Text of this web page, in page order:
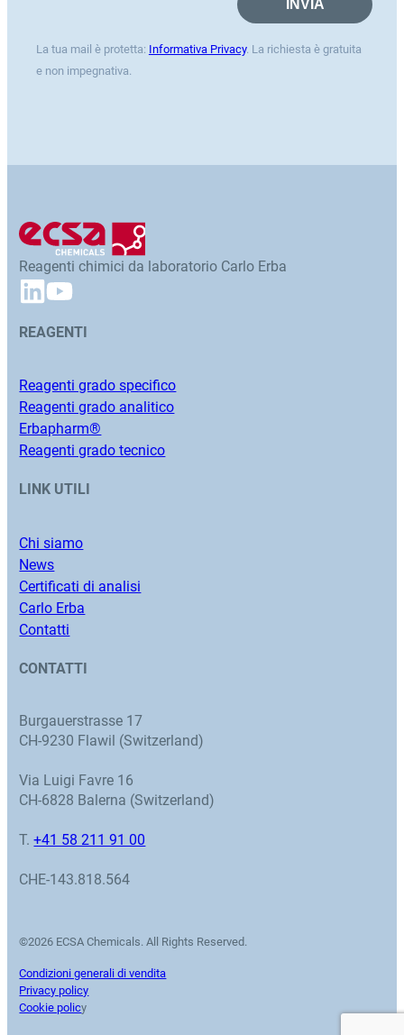
La tua mail è protetta: Informativa Privacy. La richiesta è gratuita
e non impegnativa.
Reagenti chimici da laboratorio Carlo Erba
REAGENTI
Reagenti grado specifico
Reagenti grado analitico
Erbapharm®
Reagenti grado tecnico
LINK UTILI
Chi siamo
News
Certificati di analisi
Carlo Erba
Contatti
CONTATTI
Burgauerstrasse 17
CH-9230 Flawil (Switzerland)
Via Luigi Favre 16
CH-6828 Balerna (Switzerland)
T.+41 58 211 91 00
CHE-143.818.564
©2026 ECSA Chemicals. All Rights Reserved.
Condizioni generali di vendita
Privacy policy
Cookie policy